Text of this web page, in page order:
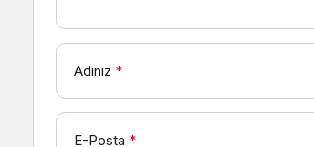
Adınız *
E-Posta *